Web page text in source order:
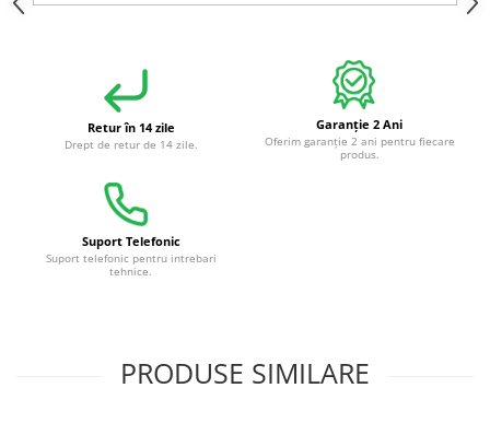
Retur în 14 zile
Drept de retur de 14 zile.
Garanție 2 Ani
Oferim garanție 2 ani pentru fiecare
produs.
Suport Telefonic
Suport telefonic pentru intrebari
tehnice.
PRODUSE SIMILARE